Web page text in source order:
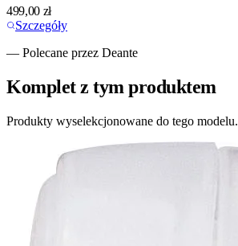
499,00 zł
Szczegóły
— Polecane przez Deante
Komplet z tym produktem
Produkty wyselekcjonowane do tego modelu.